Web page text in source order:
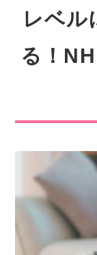
レベル
る！